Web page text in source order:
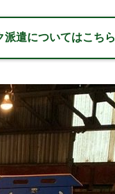
遣についてはこちら